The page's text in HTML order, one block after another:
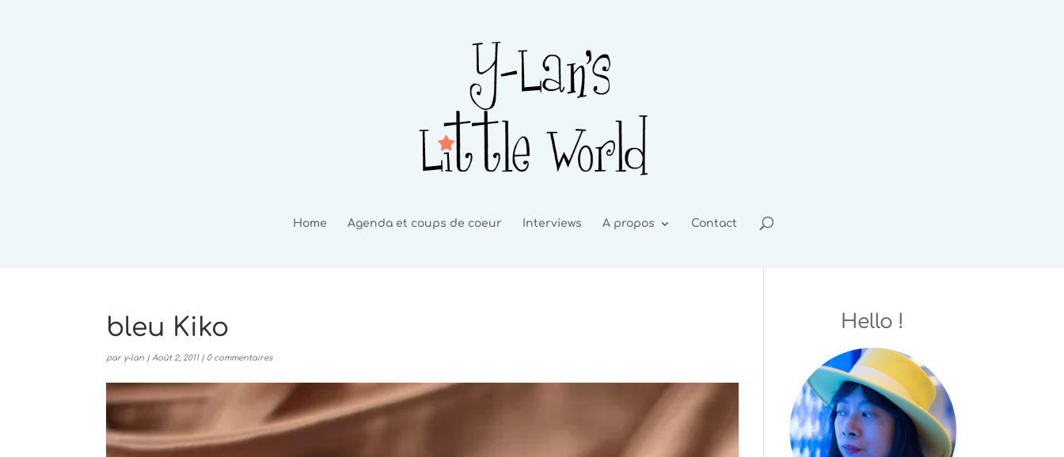
Home Agenda et coups de coeur Interviews A propos Contact
bleu Kiko
par y-lan | Août 2, 2011| 0 commentaires
Hello !